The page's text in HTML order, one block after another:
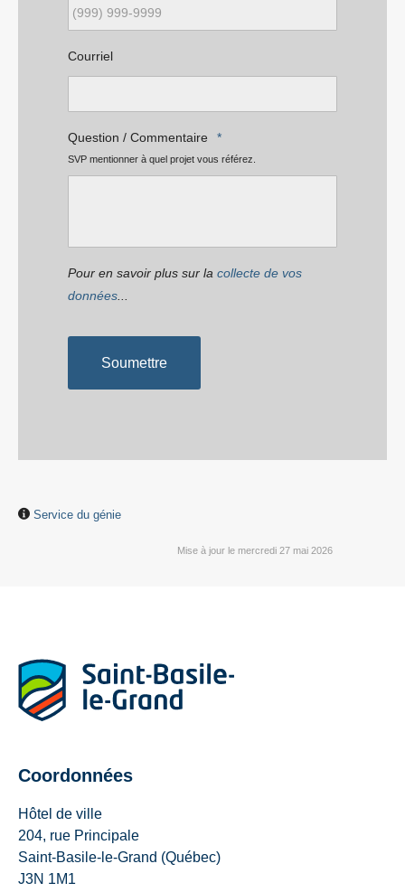
Courriel
Question / Commentaire *
SVP mentionner à quel projet vous référez.
Pour en savoir plus sur la collecte de vos
données
Soumettre
Service du génie
Mise à jour le mercredi 27 mai 2026
Coordonnées
Hôtel de ville
204, rue Principale
Saint-Basile-le-Grand (Québec)
J3N 1M1